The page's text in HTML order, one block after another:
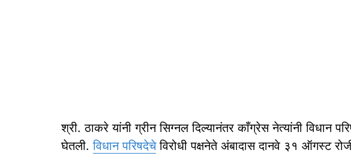
श्री. ठाकरे यांनी ग्रीन सिग्नल दिल्यानंतर काँग्रेस नेत्यांनी विधान
घेतली.विधान परिषदेचेविरोधी पक्षनेते अंबादास दानवे ३१ ऑगस्ट